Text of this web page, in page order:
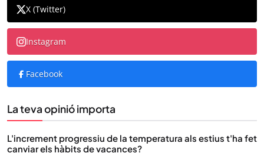
X (Twitter)
Instagram
Facebook
La teva opinió importa
L'increment progressiu de la temperatura als estius t'ha fet
canviar els hàbits de vacances?